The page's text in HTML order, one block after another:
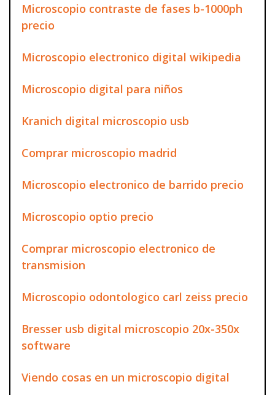
Microscopio contraste de fases b-1000ph
precio
Microscopio electronico digital wikipedia
Microscopio digital para niños
Kranich digital microscopio usb
Comprar microscopio madrid
Microscopio electronico de barrido precio
Microscopio optio precio
Comprar microscopio electronico de
transmision
Microscopio odontologico carl zeiss precio
Bresser usb digital microscopio 20x-350x
software
Viendo cosas en un microscopio digital